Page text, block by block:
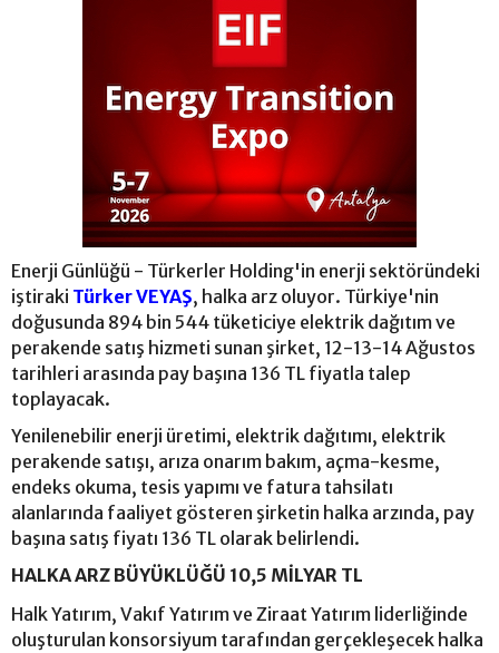
Enerji Günlüğü - Türkerler Holding'in enerji sektöründeki
iştiraki Türker VEYAŞ, halka arz oluyor. Türkiye'nin
doğusunda 894 bin 544 tüketiciye elektrik dağıtım ve
perakende satış hizmeti sunan şirket, 12-13-14 Ağustos
tarihleri arasında pay başına 136 TL fiyatla talep
toplayacak.
Yenilenebilir enerji üretimi, elektrik dağıtımı, elektrik
perakende satışı, arıza onarım bakım, açma-kesme,
endeks okuma, tesis yapımı ve fatura tahsilatı
alanlarında faaliyet gösteren şirketin halka arzında, pay
başına satış fiyatı 136 TL olarak belirlendi.
HALKA ARZ BÜYÜKLÜĞÜ 10,5 MİLYAR TL
Halk Yatırım, Vakıf Yatırım ve Ziraat Yatırım liderliğinde
oluşturulan konsorsiyum tarafından gerçekleşecek halka